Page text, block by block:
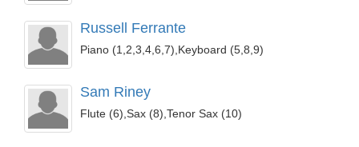
Russell Ferrante
Piano (1,2,3,4,6,7),Keyboard (5,8,9)
Sam Riney
Flute (6),Sax (8),Tenor Sax (10)